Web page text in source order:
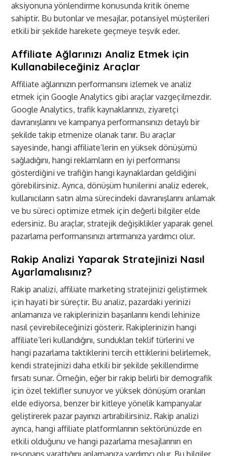
aksiyonuna yönlendirme konusunda kritik öneme
sahiptir. Bu butonlar ve mesajlar, potansiyel müşterileri
etkili bir şekilde harekete geçmeye teşvik eder.
Affiliate Ağlarınızı Analiz Etmek için
Kullanabileceğiniz Araçlar
Affiliate ağlarınızın performansını izlemek ve analiz
etmek için Google Analytics gibi araçlar vazgeçilmezdir.
Google Analytics, trafik kaynaklarınızı, ziyaretçi
davranışlarını ve kampanya performansınızı detaylı bir
şekilde takip etmenize olanak tanır. Bu araçlar
sayesinde, hangi affiliate’lerin en yüksek dönüşümü
sağladığını, hangi reklamların en iyi performansı
gösterdiğini ve trafiğin hangi kaynaklardan geldiğini
görebilirsiniz. Ayrıca, dönüşüm hunilerini analiz ederek,
kullanıcıların satın alma sürecindeki davranışlarını anlamak
ve bu süreci optimize etmek için değerli bilgiler elde
edersiniz. Bu araçlar, stratejik değişiklikler yaparak genel
pazarlama performansınızı artırmanıza yardımcı olur.
Rakip Analizi Yaparak Stratejinizi Nasıl
Ayarlamalısınız?
Rakip analizi, affiliate marketing stratejinizi geliştirmek
için hayati bir süreçtir. Bu analiz, pazardaki yerinizi
anlamanıza ve rakiplerinizin başarılarını kendi lehinize
nasıl çevirebileceğinizi gösterir. Rakiplerinizin hangi
affiliate’leri kullandığını, sundukları teklif türlerini ve
hangi pazarlama taktiklerini tercih ettiklerini belirlemek,
kendi stratejinizi daha etkili bir şekilde şekillendirme
fırsatı sunar. Örneğin, eğer bir rakip belirli bir demografik
için özel teklifler sunuyor ve yüksek dönüşüm oranları
elde ediyorsa, benzer bir kitleye yönelik kampanyalar
geliştirerek pazar payınızı artırabilirsiniz. Rakip analizi
ayrıca, hangi affiliate platformlarının sektörünüzde en
etkili olduğunu ve hangi pazarlama mesajlarının en